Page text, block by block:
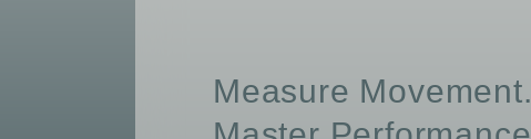
Measure Movement.